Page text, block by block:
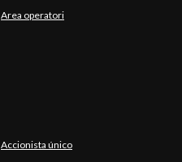
Area operatori
Accionista único